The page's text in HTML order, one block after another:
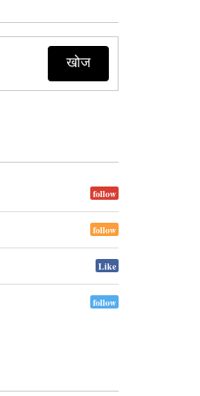
follow
follow
Like
follow